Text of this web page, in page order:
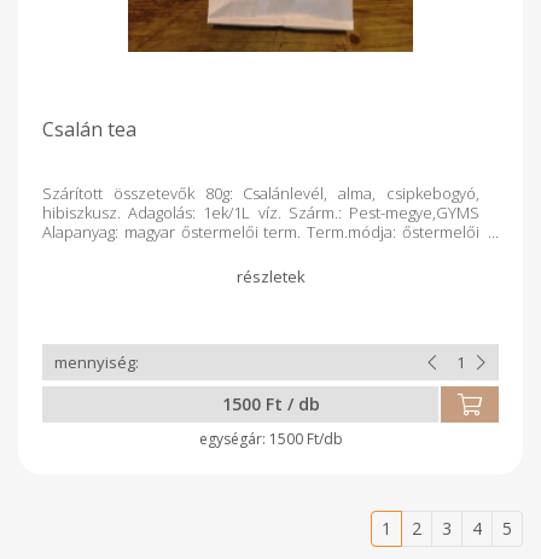
Csalán tea
Szárított összetevők 80g: Csalánlevél, alma, csipkebogyó,
hibiszkusz. Adagolás: 1ek/1L víz. Szárm.: Pest-megye,GYMS
Alapanyag: magyar őstermelői term. Term.módja: őstermelői
1500 Ft / db
1500 Ft/db
1 2 3 4 5